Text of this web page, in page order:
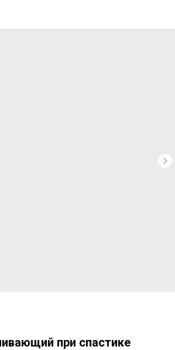
при спастике